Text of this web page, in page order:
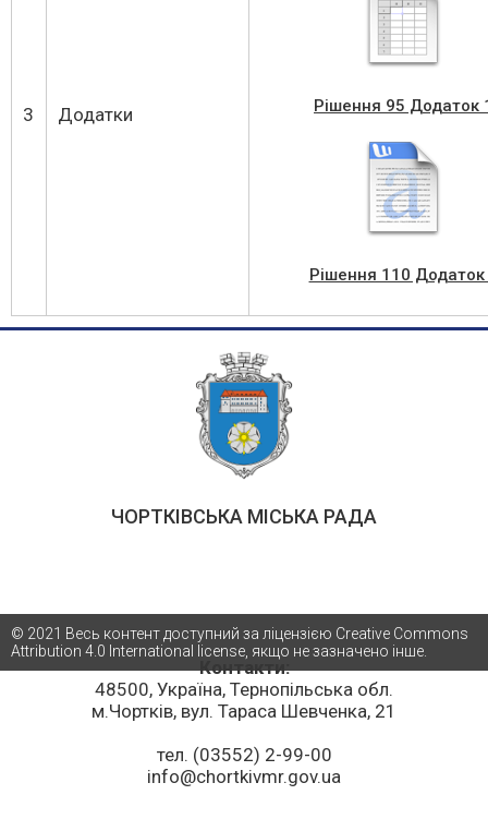
3 Додатки Рішення 95 Додаток
Рішення 110 Додаток
ЧОРТКІВСЬКА МІСЬКА РАДА
Контакти:
48500, Україна, Тернопільська обл.
м.Чортків, вул. Тараса Шевченка, 21
тел. (03552) 2-99-00
info@chortkivmr.gov.ua
© 2021 Весь контент доступний за ліцензією Creative Commons
Attribution 4.0 International license, якщо не зазначено інше.